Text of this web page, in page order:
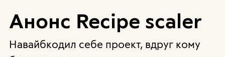
Анонс Recipe scaler
Навайбкодил себе проект, вдруг кому